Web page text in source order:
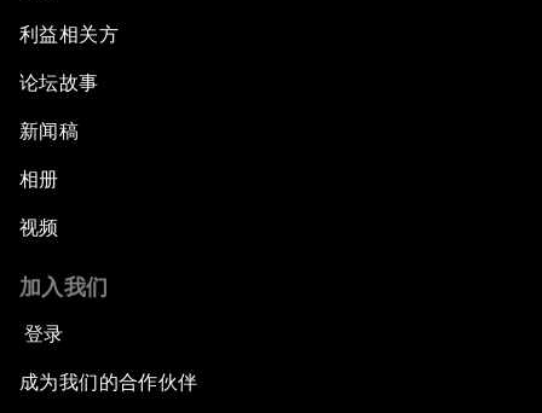
利益相关方
论坛故事
新闻稿
相册
视频
加入我们
登录
成为我们的合作伙伴